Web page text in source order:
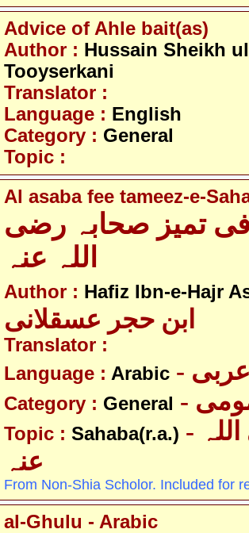
Advice of Ahle bait(as)
Author : Hussain Sheikh
Tooyserkani
Translator :
Language : English
Category : General
Topic :
Al asaba fee tameez-e-
فی تمیز صحابہ رضی
اللہ عنہ
Author : Hafiz Ibn-e-Hajr
ابن حجر عسقلانی
Translator :
Language : Arabic عربی
Category : General
Topic : Sahaba(r.a.) - صحابہ رضی اللہ
عنہ
From Non-Shia Scholor. Included for
al-Ghulu - Arabic